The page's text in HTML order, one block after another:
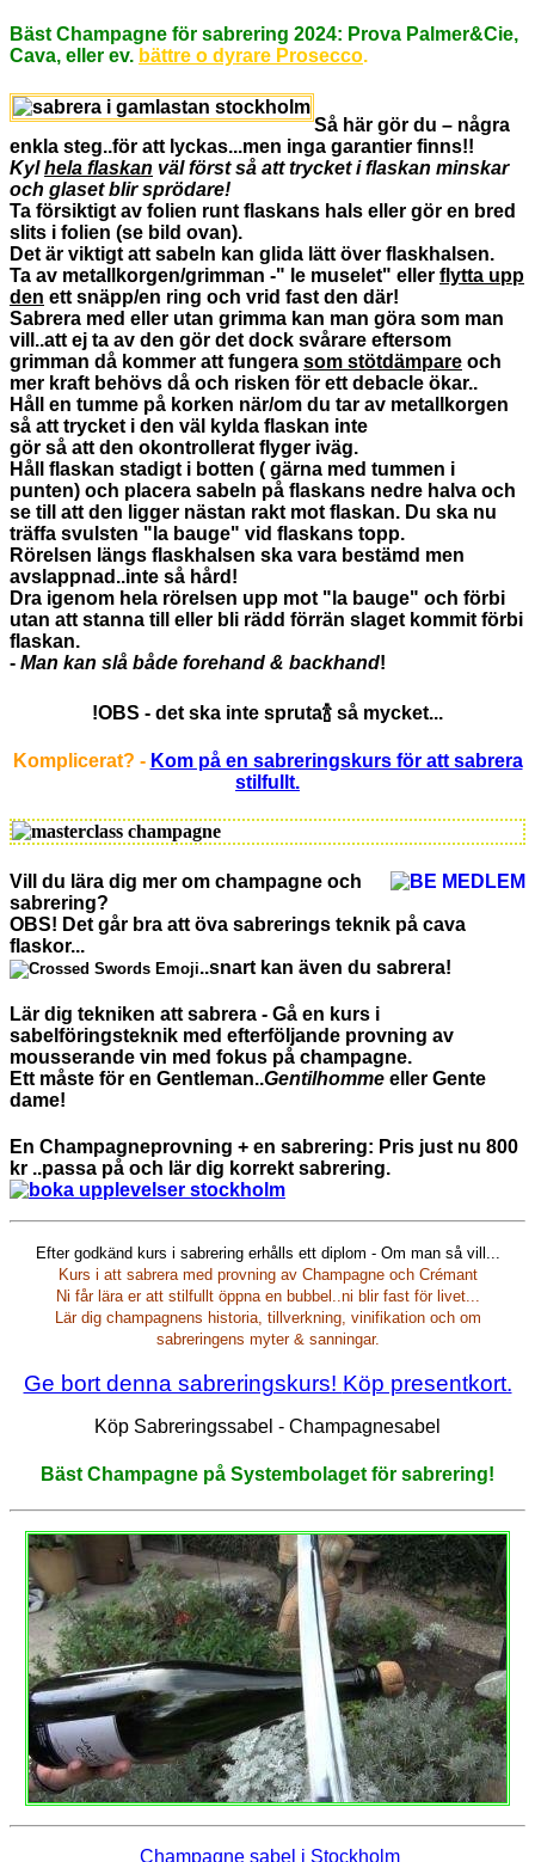
Bäst Champagne för sabrering 2024: Prova Palmer&Cie,
Cava, eller ev. bättre o dyrare Prosecco.
Så här gör du – några
enkla steg..för att lyckas...men inga garantier finns!!
Kylhela flaskan väl först så att trycket i flaskan minskar
och glaset blir sprödare!
Ta försiktigt av folien runt flaskans hals eller gör en bred
slits i folien (se bild ovan).
Det är viktigt att sabeln kan glida lätt över flaskhalsen.
Ta av metallkorgen/grimman -" le muselet" eller flytta upp
den ett snäpp/en ring och vrid fast den där!
Sabrera med eller utan grimma kan man göra som man
vill..att ej ta av den gör det dock svårare eftersom
grimman då kommer att fungera som stötdämpare och
mer kraft behövs då och risken för ett debacle ökar..
Håll en tumme på korken när/om du tar av metallkorgen
så att trycket i den väl kylda flaskan inte
gör så att den okontrollerat flyger iväg.
Håll flaskan stadigt i botten ( gärna med tummen i
punten) och placera sabeln på flaskans nedre halva och
se till att den ligger nästan rakt mot flaskan. Du ska nu
träffa svulsten "la bauge" vid flaskans topp.
Rörelsen längs flaskhalsen ska vara bestämd men
avslappnad..inte så hård!
Dra igenom hela rörelsen upp mot "la bauge" och förbi
utan att stanna till eller bli rädd förrän slaget kommit förbi
flaskan.
- Man kan slå både forehand & backhand!
!OBS - det ska inte spruta🍾 så mycket...
Komplicerat? - Kom på en sabreringskurs för att sabrera
stilfullt.
Vill du lära dig mer om champagne och
sabrering?
OBS! Det går bra att öva sabrerings teknik på cava
flaskor...
..snart kan även du sabrera!
Lär dig tekniken att sabrera - Gå en kurs i
sabelföringsteknik med efterföljande provning av
mousserande vin med fokus på champagne.
Ett måste för en Gentleman..Gentilhomme eller Gente
dame!
En Champagneprovning + en sabrering: Pris just nu 800
kr ..passa på och lär dig korrekt sabrering.
Efter godkänd kurs i sabrering erhålls ett diplom - Om man så vill...
Kurs i att sabrera med provning av Champagne och Crémant
Ni får lära er att stilfullt öppna en bubbel..ni blir fast för livet...
Lär dig champagnens historia, tillverkning, vinifikation och om
sabreringens myter & sanningar.
Ge bort denna sabreringskurs! Köp presentkort.
Köp Sabreringssabel - Champagnesabel
Bäst Champagne på Systembolaget för sabrering!
Champagne sabel i Stockholm